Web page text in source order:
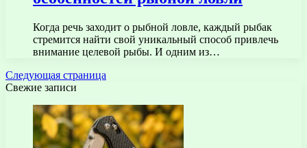
Когда речь заходит о рыбной ловле, каждый рыбак
стремится найти свой уникальный способ привлечь
внимание целевой рыбы. И одним из…
Следующая страница
Свежие записи